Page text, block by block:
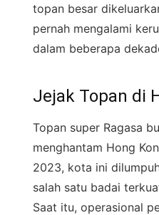
topan besar
pernah mengalami
dalam beberapa
Jejak Topan di
Topan super Ragasa
menghantam Hong
2023, kota ini
salah satu badai
Saat itu, operasional